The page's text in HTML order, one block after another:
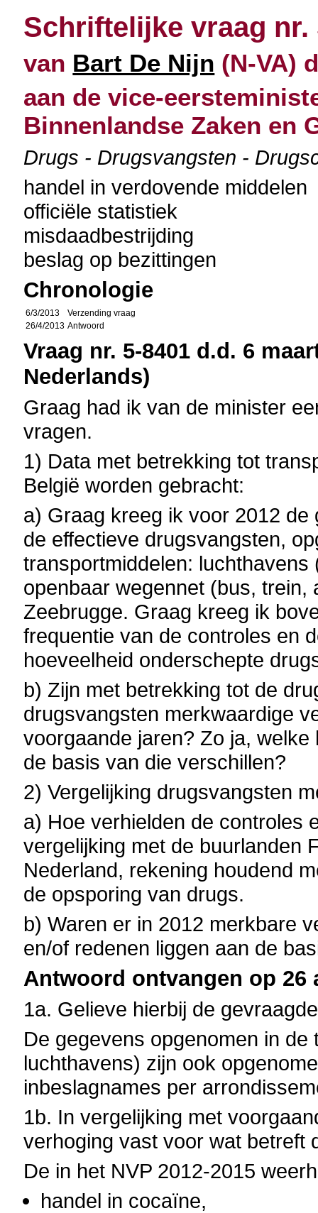
Schriftelijke vraag nr.
van Bart De Nijn (N-VA)
aan de vice-
Binnenlandse Zaken en
Drugs - Drugsvangsten -
handel in verdovende middelen
officiële statistiek
misdaadbestrijding
beslag op bezittingen
Chronologie
6/3/2013
Verzending vraag
26/4/2013 Antwoord
Vraag nr. 5-8401 d.d. 6
Nederlands)
Graag had ik van de minister
vragen.
1) Data met betrekking tot
België worden gebracht:
a) Graag kreeg ik voor 2012
de effectieve drugsvangsten,
transportmiddelen:
openbaar wegennet (bus,
Zeebrugge. Graag kreeg ik
frequentie van de controles en
hoeveelheid onderschepte
b) Zijn met betrekking tot de
drugsvangsten merkwaardige
voorgaande jaren? Zo ja,
de basis van die verschillen?
2) Vergelijking drugsvangsten
a) Hoe verhielden de controles
vergelijking met de buurlanden
Nederland, rekening houdend
de opsporing van drugs.
b) Waren er in 2012 merkbare
en/of redenen liggen aan de
Antwoord ontvangen op 26
1a. Gelieve hierbij de
De gegevens opgenomen in
luchthavens) zijn ook
inbeslagnames per
1b. In vergelijking met
verhoging vast voor wat betreft
De in het NVP 2012-2015
handel in cocaïne,